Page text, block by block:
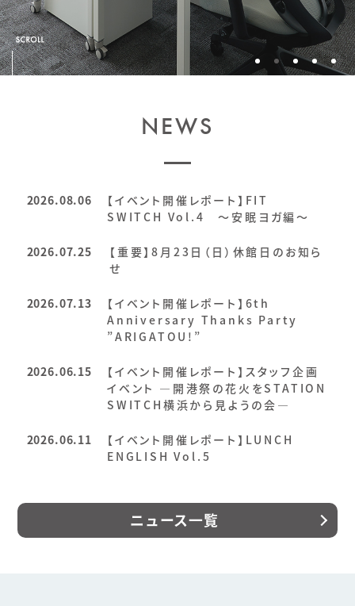
NEWS
2026.08.06
【イベント開催レポート】FIT
SWITCH Vol.4 ～安眠ヨガ編～
2026.07.25
【重要】8月23日（日）休館日のお知ら
せ
2026.07.13
【イベント開催レポート】6th
Anniversary Thanks Party
”ARIGATOU!”
2026.06.15
【イベント開催レポート】スタッフ企画
イベント ―開港祭の花火をSTATION
SWITCH横浜から見ようの会―
2026.06.11
【イベント開催レポート】LUNCH
ENGLISH Vol.5
ニュース一覧